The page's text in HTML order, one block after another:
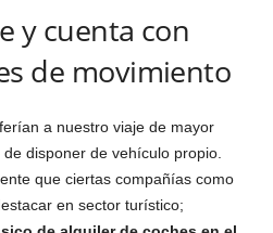
y cuenta con
de movimiento
a nuestro viaje de mayor
disponer de vehículo propio.
que ciertas compañías como
en sector turístico;